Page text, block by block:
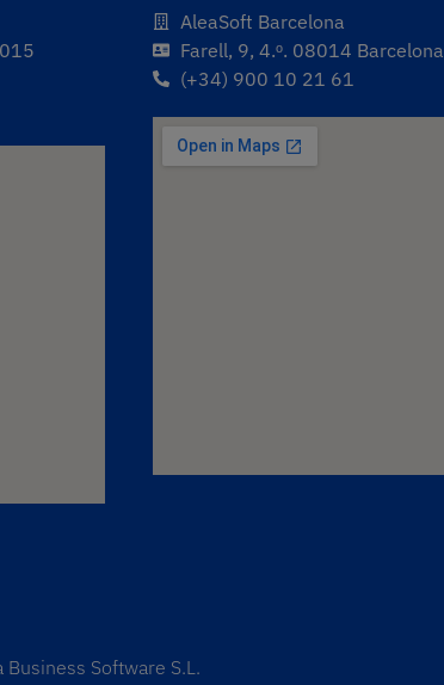
AleaSoft Barcelona
Farell, 9, 4.ᵒ. 08014 Barcelona
(+34) 900 10 21 61
Software S.L.